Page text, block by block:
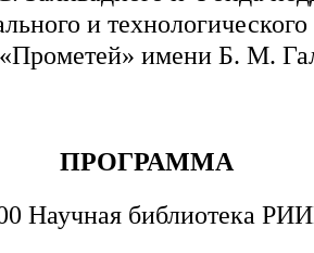
и технологического
«Прометей» имени Б. М.
ПРОГРАММА
Научная библиотека